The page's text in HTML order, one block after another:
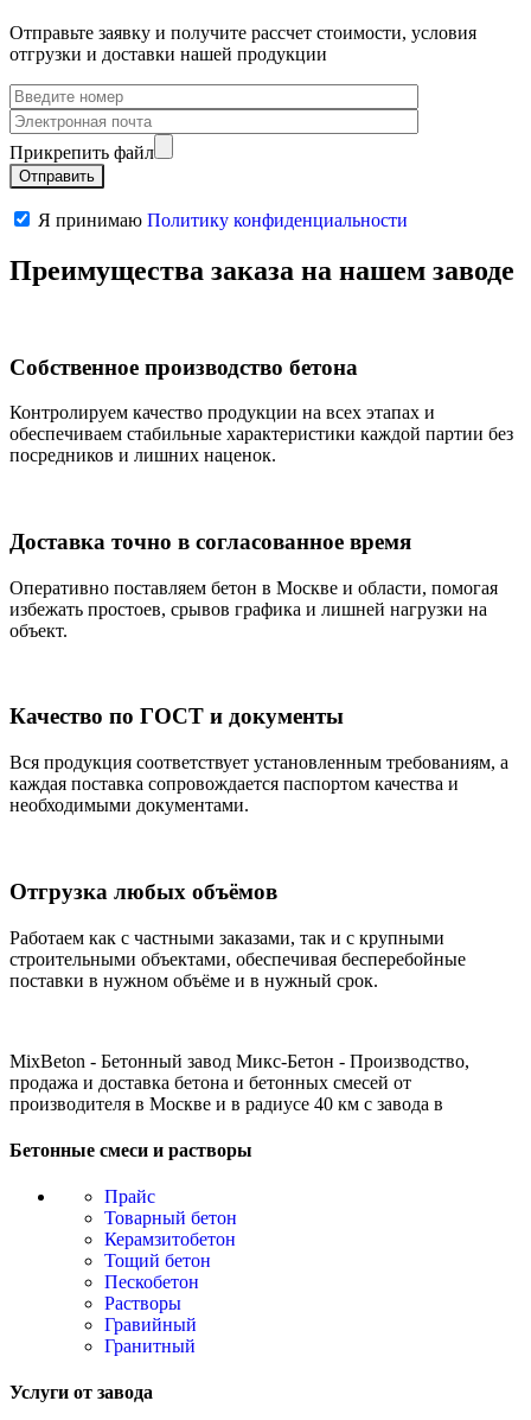
Отправьте заявку и получите рассчет стоимости, условия
отгрузки и доставки нашей продукции
Прикрепить файл
Я принимаю Политику конфиденциальности
Преимущества заказа на нашем заводе
Собственное производство бетона
Контролируем качество продукции на всех этапах и
обеспечиваем стабильные характеристики каждой партии без
посредников и лишних наценок.
Доставка точно в согласованное время
Оперативно поставляем бетон в Москве и области, помогая
избежать простоев, срывов графика и лишней нагрузки на
объект.
Качество по ГОСТ и документы
Вся продукция соответствует установленным требованиям, а
каждая поставка сопровождается паспортом качества и
необходимыми документами.
Отгрузка любых объёмов
Работаем как с частными заказами, так и с крупными
строительными объектами, обеспечивая бесперебойные
поставки в нужном объёме и в нужный срок.
MixBeton - Бетонный завод Микс-Бетон - Производство,
продажа и доставка бетона и бетонных смесей от
производителя в Москве и в радиусе 40 км с завода в
Бетонные смеси и растворы
Прайс
Товарный бетон
Керамзитобетон
Тощий бетон
Пескобетон
Растворы
Гравийный
Гранитный
Услуги от завода